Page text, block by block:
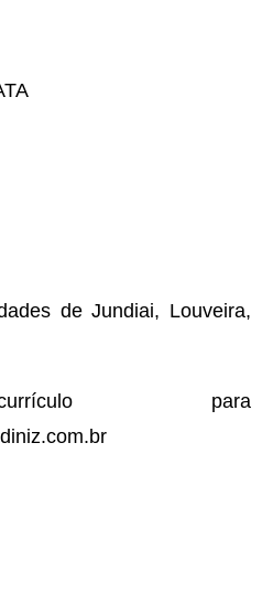
de Jundiai, Louveira,
para